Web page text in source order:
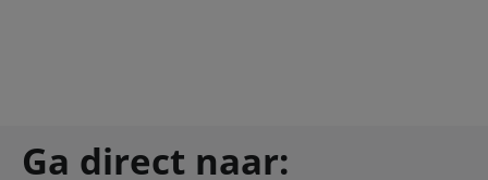
Ga direct naar: